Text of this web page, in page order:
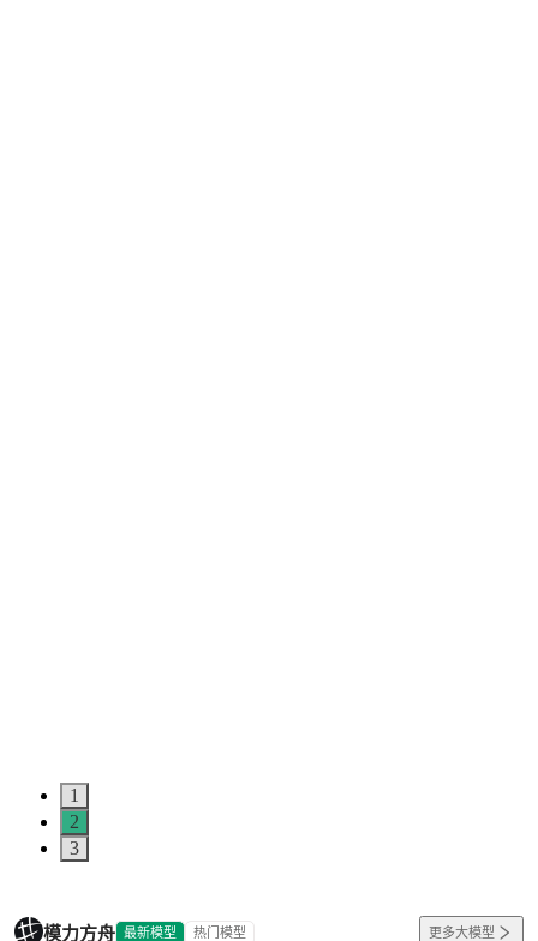
1
2
3
模力方舟 最新模型 热门模型 更多大模型